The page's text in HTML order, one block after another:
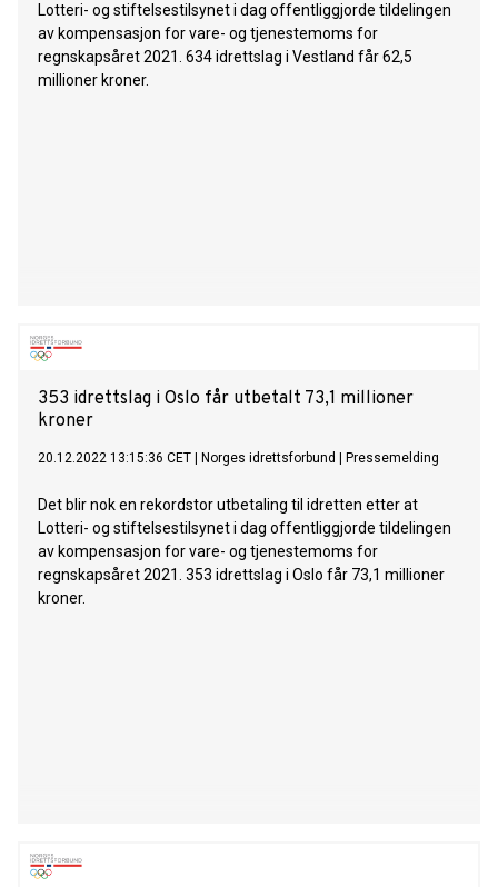
Lotteri- og stiftelsestilsynet i dag offentliggjorde tildelingen
av kompensasjon for vare- og tjenestemoms for
regnskapsåret 2021. 634 idrettslag i Vestland får 62,5
millioner kroner.
353 idrettslag i Oslo får utbetalt 73,1 millioner
kroner
20.12.2022 13:15:36 CET Norges idrettsforbund Pressemelding
Det blir nok en rekordstor utbetaling til idretten etter at
Lotteri- og stiftelsestilsynet i dag offentliggjorde tildelingen
av kompensasjon for vare- og tjenestemoms for
regnskapsåret 2021. 353 idrettslag i Oslo får 73,1 millioner
kroner.